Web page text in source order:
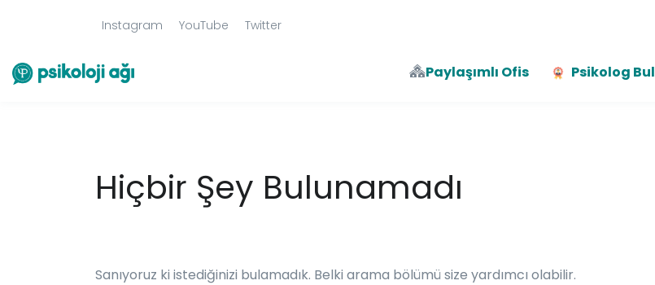
Instagram YouTube Twitter
Paylaşımlı Ofis Psikolog Bul
Hiçbir Şey Bulunamadı
Sanıyoruz ki istediğinizi bulamadık. Belki arama bölümü size yardımcı olabilir.